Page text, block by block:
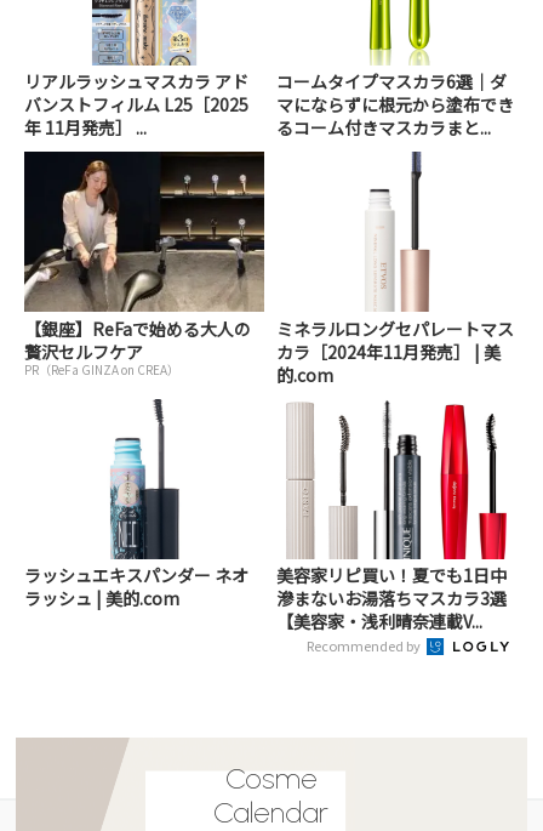
リアルラッシュマスカラ アド
バンストフィルム L25［2025
年 11月発売］ ...
コームタイプマスカラ6選｜ダ
マにならずに根元から塗布でき
るコーム付きマスカラまと...
【銀座】ReFaで始める大人の
贅沢セルフケア
PR（ReFa GINZA on CREA）
ミネラルロングセパレートマス
カラ［2024年11月発売］ | 美
的.com
ラッシュエキスパンダー ネオ
ラッシュ | 美的.com
美容家リピ買い！夏でも1日中
滲まないお湯落ちマスカラ3選
【美容家・浅利晴奈連載V...
Recommended by
Cosme
Calendar